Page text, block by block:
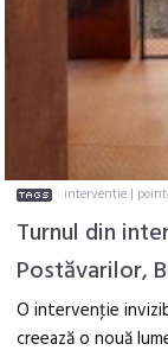
interventie |
Turnul din
Postăvarilor,
O intervenţie
creează o nouă